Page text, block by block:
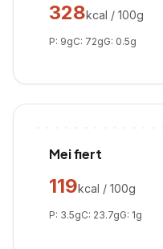
328kcal / 100g
P: 9gC: 72gG: 0.5g
Mei fiert
119kcal / 100g
P: 3.5gC: 23.7gG: 1g